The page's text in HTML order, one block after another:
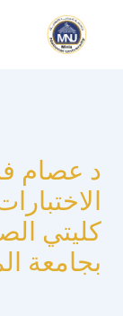
د عصام
كليتي
بجامعة